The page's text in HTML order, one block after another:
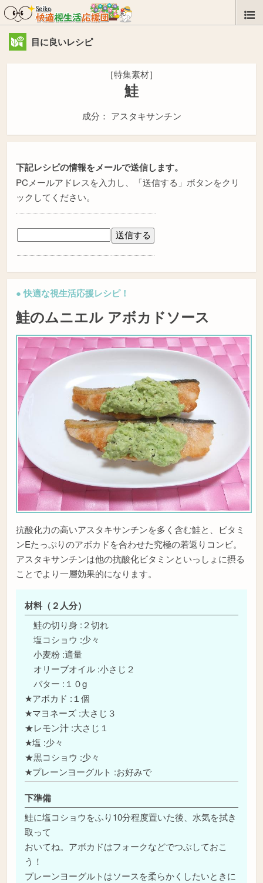
目に良いレシピ
［特集素材］
鮭
成分： アスタキサンチン
下記レシピの情報をメールで送信します。
PCメールアドレスを入力し、「送信する」ボタンをクリ
ックしてください。
● 快適な視生活応援レシピ！
鮭のムニエル アボカドソース
抗酸化力の高いアスタキサンチンを多く含む鮭と、ビタミ
ンEたっぷりのアボカドを合わせた究極の若返りコンビ。
アスタキサンチンは他の抗酸化ビタミンといっしょに摂る
ことでより一層効果的になります。
材料（２人分）
鮭の切り身 :２切れ
塩コショウ :少々
小麦粉 :適量
オリーブオイル :小さじ２
バター :１０g
★アボカド :１個
★マヨネーズ :大さじ３
★レモン汁 :大さじ１
★塩 :少々
★黒コショウ :少々
★プレーンヨーグルト :お好みで
下準備
鮭に塩コショウをふり10分程度置いた後、水気を拭き
取って
おいてね。アボカドはフォークなどでつぶしておこ
う！
プレーンヨーグルトはソースを柔らかくしたいときに